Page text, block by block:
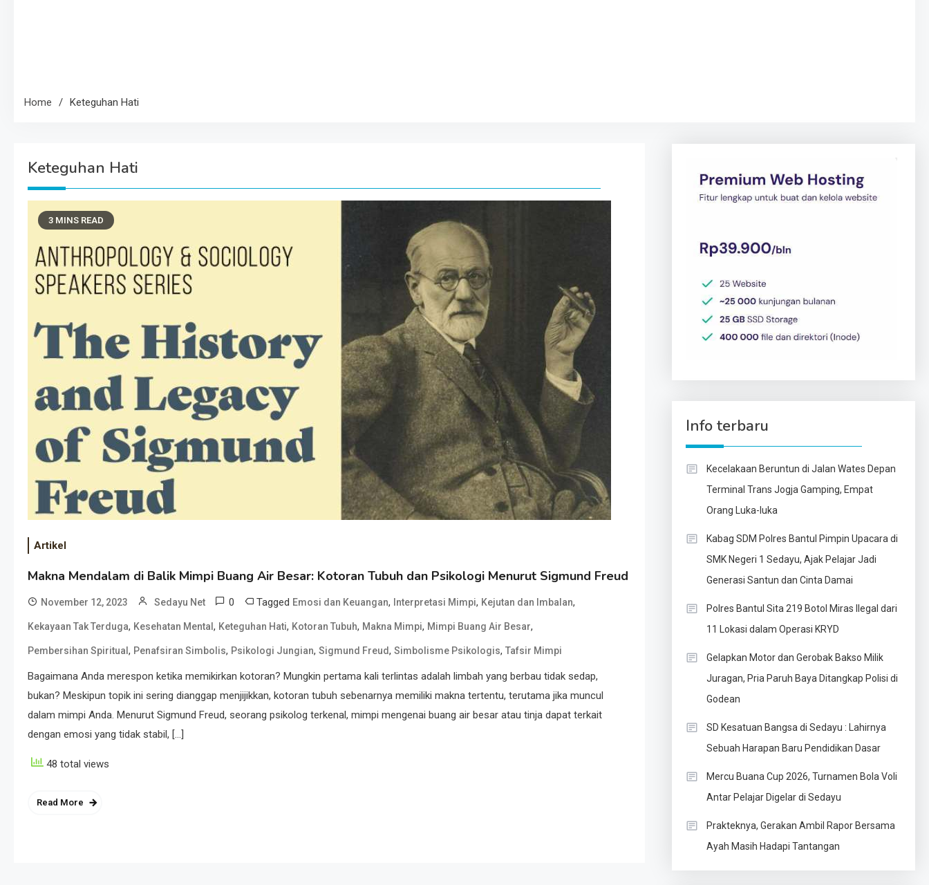
Home Keteguhan Hati
Keteguhan Hati
3 MINS READ
Artikel
Makna Mendalam di Balik Mimpi Buang Air Besar: Kotoran Tubuh dan Psikologi Menurut Sigmund Freud
November 12, 2023 Sedayu Net 0 Tagged Emosi dan Keuangan, Interpretasi Mimpi, Kejutan dan Imbalan,
Kekayaan Tak Terduga, Kesehatan Mental , Keteguhan Hati, Kotoran Tubuh, Makna Mimpi, Mimpi Buang Air Besar,
Pembersihan Spiritual , Penafsiran Simbolis, Psikologi Jungian, Sigmund Freud, Simbolisme Psikologis, Tafsir Mimpi
Bagaimana Anda merespon ketika memikirkan kotoran? Mungkin pertama kali terlintas adalah limbah yang berbau tidak sedap,
bukan? Meskipun topik ini sering dianggap menjijikkan, kotoran tubuh sebenarnya memiliki makna tertentu, terutama jika muncul
dalam mimpi Anda. Menurut Sigmund Freud, seorang psikolog terkenal, mimpi mengenai buang air besar atau tinja dapat terkait
dengan emosi yang tidak stabil, […]
48 total views
Read More
Info terbaru
Kecelakaan Beruntun di Jalan Wates Depan
Terminal Trans Jogja Gamping, Empat
Orang Luka-luka
Kabag SDM Polres Bantul Pimpin Upacara di
SMK Negeri 1 Sedayu, Ajak Pelajar Jadi
Generasi Santun dan Cinta Damai
Polres Bantul Sita 219 Botol Miras Ilegal dari
11 Lokasi dalam Operasi KRYD
Gelapkan Motor dan Gerobak Bakso Milik
Juragan, Pria Paruh Baya Ditangkap Polisi di
Godean
SD Kesatuan Bangsa di Sedayu : Lahirnya
Sebuah Harapan Baru Pendidikan Dasar
Mercu Buana Cup 2026, Turnamen Bola Voli
Antar Pelajar Digelar di Sedayu
Prakteknya, Gerakan Ambil Rapor Bersama
Ayah Masih Hadapi Tantangan